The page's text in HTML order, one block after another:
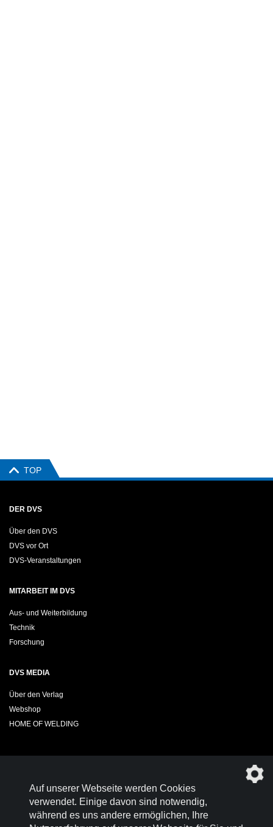
TOP
DER DVS
Über den DVS
DVS vor Ort
DVS-Veranstaltungen
MITARBEIT IM DVS
Aus- und Weiterbildung
Technik
Forschung
DVS MEDIA
Über den Verlag
Webshop
HOME OF WELDING
Werden SieMitglied im DVS!
Auf unserer Webseite werden Cookies
verwendet. Einige davon sind notwendig,
während es uns andere ermöglichen, Ihre